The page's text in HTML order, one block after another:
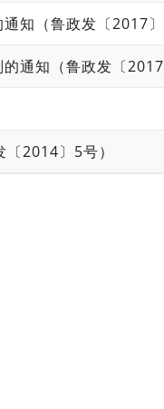
2014〕5号）